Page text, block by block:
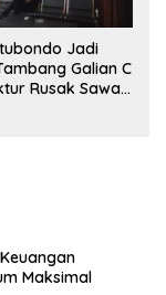
Jadi
Galian C
Rusak Sawah
Maksimal